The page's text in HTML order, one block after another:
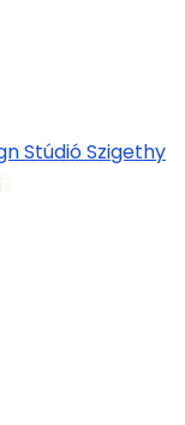
StúdióSzigethy